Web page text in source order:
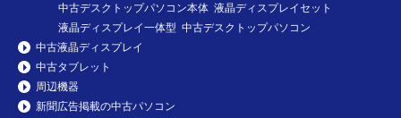
中古デスクトップパソコン本体 液晶ディスプレイセット
液晶ディスプレイ一体型 中古デスクトップパソコン
中古液晶ディスプレイ
中古タブレット
周辺機器
新聞広告掲載の中古パソコン